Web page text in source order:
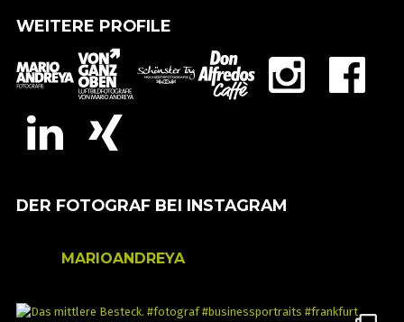
WEITERE PROFILE
DER FOTOGRAF BEI INSTAGRAM
MARIOANDREYA